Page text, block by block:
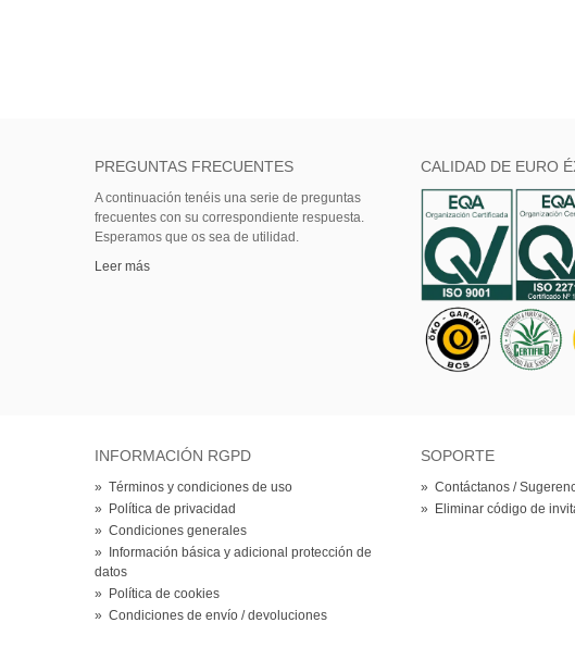
PREGUNTAS FRECUENTES
A continuación tenéis una serie de preguntas
frecuentes con su correspondiente respuesta.
Esperamos que os sea de utilidad.
Leer más
CALIDAD DE EURO
INFORMACIÓN RGPD
» Términos y condiciones de uso
» Política de privacidad
» Condiciones generales
» Información básica y adicional protección de
datos
» Política de cookies
» Condiciones de envío / devoluciones
SOPORTE
» Contáctanos /
» Eliminar código de